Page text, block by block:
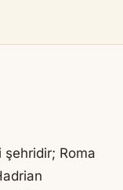
şehridir; Roma